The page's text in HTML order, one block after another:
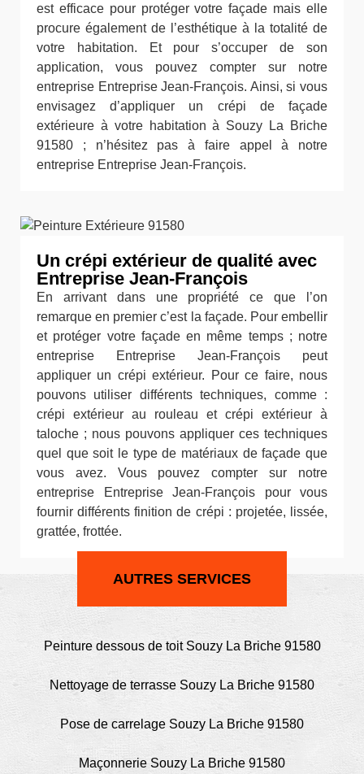
est efficace pour protéger votre façade mais elle
procure également de l’esthétique à la totalité de
votre habitation. Et pour s’occuper de son
application, vous pouvez compter sur notre
entreprise Entreprise Jean-François. Ainsi, si vous
envisagez d’appliquer un crépi de façade
extérieure à votre habitation à Souzy La Briche
91580 ; n’hésitez pas à faire appel à notre
entreprise Entreprise Jean-François.
Un crépi extérieur de qualité avec
Entreprise Jean-François
En arrivant dans une propriété ce que l’on
remarque en premier c’est la façade. Pour embellir
et protéger votre façade en même temps ; notre
entreprise Entreprise Jean-François peut
appliquer un crépi extérieur. Pour ce faire, nous
pouvons utiliser différents techniques, comme :
crépi extérieur au rouleau et crépi extérieur à
taloche ; nous pouvons appliquer ces techniques
quel que soit le type de matériaux de façade que
vous avez. Vous pouvez compter sur notre
entreprise Entreprise Jean-François pour vous
fournir différents finition de crépi : projetée, lissée,
grattée, frottée.
AUTRES SERVICES
Peinture dessous de toit Souzy La Briche 91580
Nettoyage de terrasse Souzy La Briche 91580
Pose de carrelage Souzy La Briche 91580
Maçonnerie Souzy La Briche 91580